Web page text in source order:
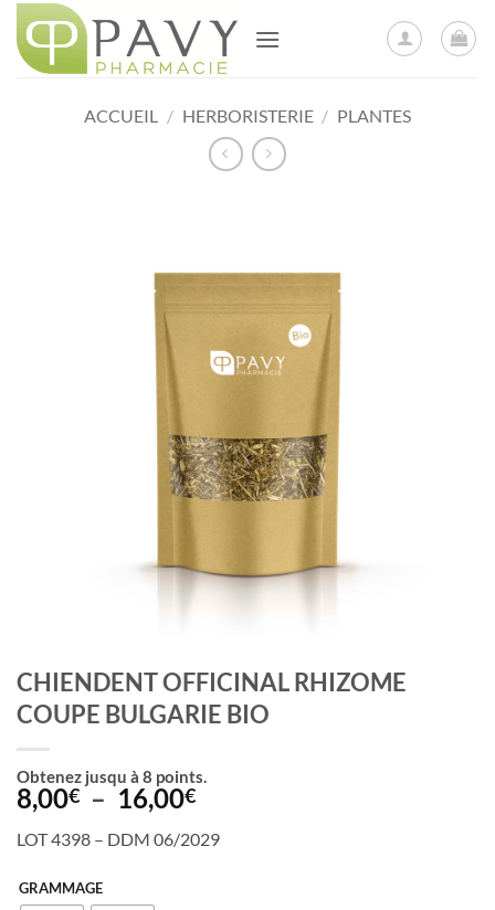
au
contenu
ACCUEIL / HERBORISTERIE / PLANTES
CHIENDENT OFFICINAL RHIZOME
COUPE BULGARIE BIO
Obtenez jusqu à 8 points.
8,00€ – 16,00€Plage
prix :
LOT 4398 – DDM 06/2029
GRAMMAGE